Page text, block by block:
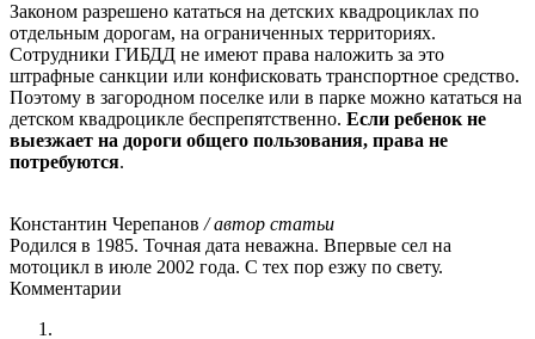
Законом разрешено кататься на детских квадроциклах по
отдельным дорогам, на ограниченных территориях.
Сотрудники ГИБДД не имеют права наложить за это
штрафные санкции или конфисковать транспортное средство.
Поэтому в загородном поселке или в парке можно кататься на
детском квадроцикле беспрепятственно. Если ребенок не
выезжает на дороги общего пользования, права не
потребуются.
Константин Черепанов / автор статьи
Родился в 1985. Точная дата неважна. Впервые сел на
мотоцикл в июле 2002 года. С тех пор езжу по свету.
Комментарии